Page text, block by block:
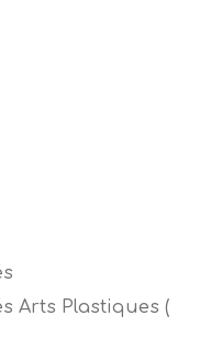
Arts Plastiques (